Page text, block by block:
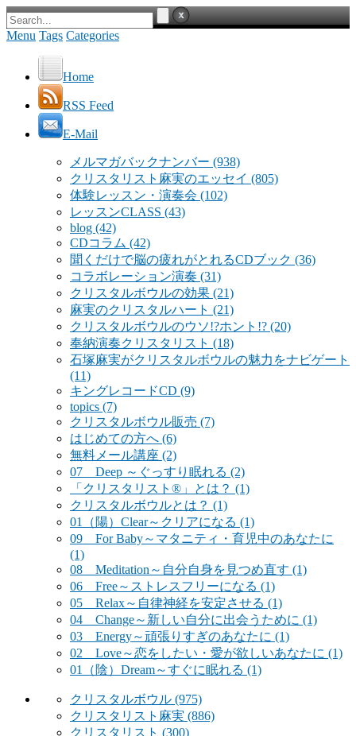
Menu Tags Categories
Home
RSS Feed
E-Mail
メルマガバックナンバー (938)
クリスタリスト麻実のエッセイ (805)
体験レッスン・演奏会 (102)
レッスンCLASS (43)
blog (42)
CDコラム (42)
聞くだけで脳の疲れがとれるCDブック (36)
コラボレーション演奏 (31)
クリスタルボウルの効果 (21)
麻実のクリスタルハート (21)
クリスタルボウルのウソ!?ホント!? (20)
奉納演奏クリスタリスト (18)
石塚麻実がクリスタルボウルの魅力をナビゲート
(11)
キングレコードCD (9)
topics (7)
クリスタルボウル販売 (7)
はじめての方へ (6)
無料メール講座 (2)
07 Deep ～ぐっすり眠れる (2)
「クリスタリスト®」とは？ (1)
クリスタルボウルとは？ (1)
01（陽）Clear～クリアになる (1)
09 For Baby～マタニティ・育児中のあなたに
(1)
08 Meditation～自分自身を見つめ直す (1)
06 Free～ストレスフリーになる (1)
05 Relax～自律神経を安定させる (1)
04 Change～新しい自分に出会うために (1)
03 Energy～頑張りすぎのあなたに (1)
02 Love～恋をしたい・愛が欲しいあなたに (1)
01（陰）Dream～すぐに眠れる (1)
クリスタルボウル (975)
クリスタリスト麻実 (886)
クリスタリスト (300)